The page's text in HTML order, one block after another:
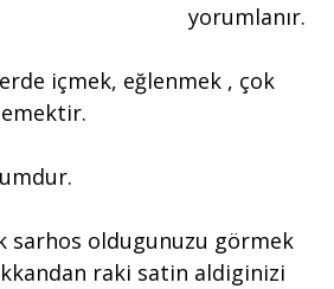
yorumlanır.
içmek, eğlenmek , çok
sarhos oldugunuzu görmek
raki satin aldiginizi